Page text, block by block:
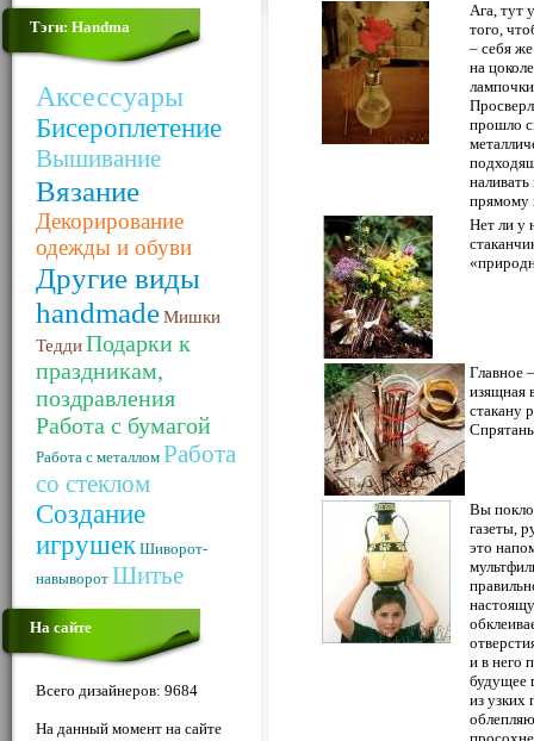
Тэги: Handma
Аксессуары
Бисероплетение
Вышивание
Вязание
Декорирование
одежды и обуви
Другие виды
handmadeМишки
ТеддиПодарки к
праздникам,
поздравления
Работа с бумагой
Работа с металлом Работа
со стеклом
Создание
игрушек Шиворот-
навыворот Шитье
На сайте
Всего дизайнеров: 9684
На данный момент на сайте
Ага, тут
того,
– себя
на
прошло
прямому
Нет ли у
Главное
изящная
стакану
Вы
газеты,
это
и в него
будущее
из узких